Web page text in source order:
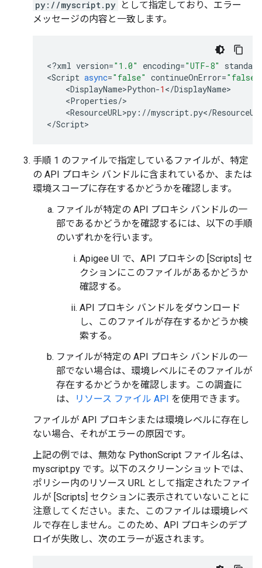
py://myscript.py として指定しており、エラー
メッセージの内容と一致します。
<?xml version="1.0" encoding="UTF-8"
<Script async="false" continueOnError="false"
    <
DisplayName>Python-1 </DisplayName>
    <
Properties/>
    <
ResourceURL>py : //myscript.py</
</Script>
手順 1 のファイルで指定しているファイルが、特定
の API プロキシ バンドルに含まれているか、または
環境スコープに存在するかどうかを確認します。
ファイルが特定の API プロキシ バンドルの一
部であるかどうかを確認するには、以下の手順
のいずれかを行います。
Apigee UI で、API プロキシの [Scripts] セ
クションにこのファイルがあるかどうか
確認する。
API プロキシ バンドルをダウンロード
し、このファイルが存在するかどうか検
索する。
ファイルが特定の API プロキシ バンドルの一
部でない場合は、環境レベルにそのファイルが
存在するかどうかを確認します。この調査に
は、
リソース ファイル API を使用できます。
ファイルが API プロキシまたは環境レベルに存在し
ない場合、それがエラーの原因です。
上記の例では、無効な PythonScript ファイル名は、
myscript.py です。以下のスクリーンショットでは、
ポリシー内のリソース URL として指定されたファイ
ルが [Scripts] セクションに表示されていないことに
注意してください。また、このファイルは環境レベ
ルで存在しません。このため、API プロキシのデプ
ロイが失敗し、次のエラーが返されます。